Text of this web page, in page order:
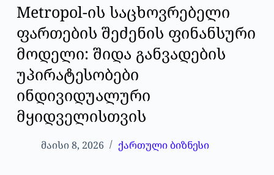
Metropol-ის საცხოვრებელი
ფართების შეძენის ფინანსური
მოდელი: შიდა განვადების
უპირატესობები
ინდივიდუალური
მყიდველისთვის
მაისი 8, 2026 ქართული ბიზნესი